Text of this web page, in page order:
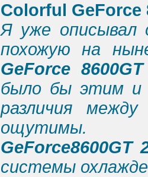
Colorful GeForce
Я уже описывал
похожую на
GeForce
было бы этим и
различия
GeForce8600GT
системы